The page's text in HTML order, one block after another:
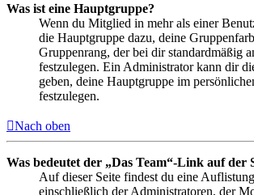
Was ist eine Hauptgruppe?
Wenn du Mitglied in mehr als einer
die Hauptgruppe dazu, deine
Gruppenrang, der bei dir standardmäßig
festzulegen. Ein Administrator kann dir
geben, deine Hauptgruppe im
festzulegen.
Nach oben
Was bedeutet der „Das Team“-Link auf der
Auf dieser Seite findest du eine
einschließlich der Administratoren, der